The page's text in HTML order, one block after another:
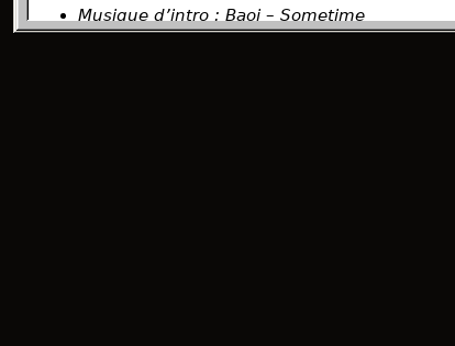
Musique d’intro : Baoj – Sometime